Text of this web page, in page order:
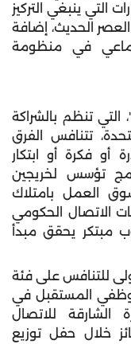
التي ينبغي التركيز
الحديث، إضافة
في منظومة
التي تنظم بالشراكة
تتنافس الفرق
أو فكرة أو ابتكار
تؤسس لخريجين
العمل بامتلاك
الاتصال الحكومي
مبتكر يحقق مبدأ
للتنافس على فئة
المستقبل في
الشارقة للاتصال
خلال حفل توزيع